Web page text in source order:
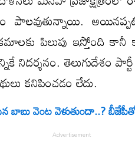
పాల‌వుతున్నాయి.
పిలుపు ఇస్తోంది
నిద‌ర్శ‌నం. తెలుగుదేశం
క‌నిపించ‌డం లేదు.
బాబు వెంట వెళుతుందా..?